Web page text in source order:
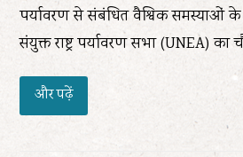
पर्यावरण से संबंधित वैश्विक समस्याओं के
संयुक्त राष्ट्र पर्यावरण सभा (UNEA) का
और पढ़ें